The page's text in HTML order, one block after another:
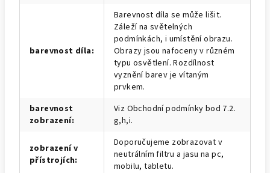
barevnost díla:
Barevnost díla se může lišit.
Záleží na světelných
podmínkách, i umístění obrazu.
Obrazy jsou nafoceny v různém
typu osvětlení. Rozdílnost
vyznění barev je vítaným
prvkem.
barevnost
zobrazení:
Viz Obchodní podmínky bod 7.2.
g,h,i.
zobrazení v
přístrojích:
Doporučujeme zobrazovat v
neutrálním filtru a jasu na pc,
mobilu, tabletu.